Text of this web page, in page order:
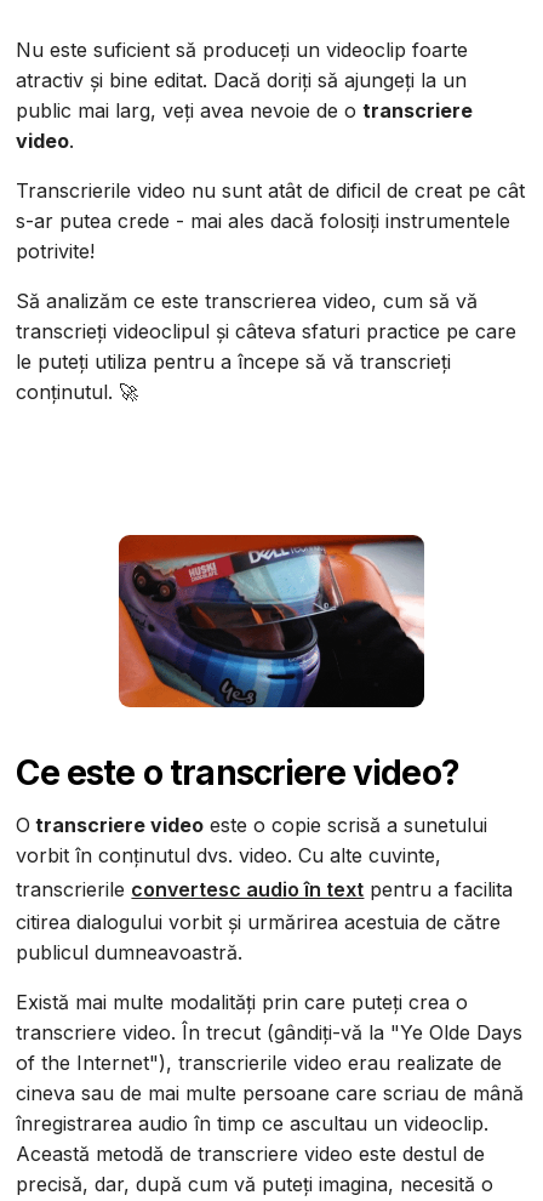
Nu este suficient să produceți un videoclip foarte
atractiv și bine editat. Dacă doriți să ajungeți la un
public mai larg, veți avea nevoie de otranscriere
video.
Transcrierile video nu sunt atât de dificil de creat pe cât
s-ar putea crede - mai ales dacă folosiți instrumentele
potrivite!
Să analizăm ce este transcrierea video, cum să vă
transcrieți videoclipul și câteva sfaturi practice pe care
le puteți utiliza pentru a începe să vă transcrieți
conținutul. 🚀
Ce este o transcriere video?
O transcriere video este o copie scrisă a sunetului
vorbit în conținutul dvs. video. Cu alte cuvinte,
transcrierile convertesc audio în text pentru a facilita
citirea dialogului vorbit și urmărirea acestuia de către
publicul dumneavoastră.
Există mai multe modalități prin care puteți crea o
transcriere video. În trecut (gândiți-vă la "Ye Olde Days
of the Internet"), transcrierile video erau realizate de
cineva sau de mai multe persoane care scriau de mână
înregistrarea audio în timp ce ascultau un videoclip.
Această metodă de transcriere video este destul de
precisă, dar, după cum vă puteți imagina, necesită o